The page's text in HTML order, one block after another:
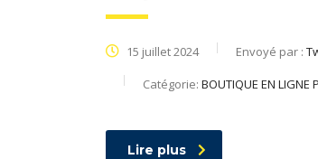
15 juillet 2024 Envoyé par :
Catégorie: BOUTIQUE EN LIGNE
Lire plus